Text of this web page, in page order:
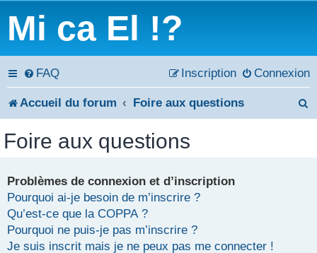
Mi ca El !?
FAQ Connexion
Inscription
Accueil du forum Foire aux questions
Foire aux questions
Problèmes de connexion et d’inscription
Pourquoi ai-je besoin de m’inscrire ?
Qu’est-ce que la COPPA ?
Pourquoi ne puis-je pas m’inscrire ?
Je suis inscrit mais je ne peux pas me connecter !